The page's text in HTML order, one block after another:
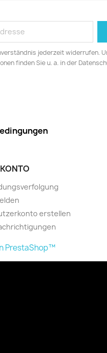
jederzeit widerrufen.
finden Sie u. a. in der
erstellen
PrestaShop™